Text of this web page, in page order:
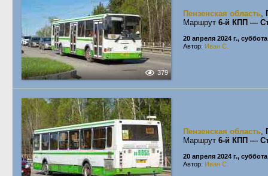
379
Пензенская область,
Маршрут 6-й КПП —
20 апреля 2024 г., суббота
Автор: Иван С.
Пензенская область,
Маршрут 6-й КПП —
20 апреля 2024 г., суббота
Автор: Иван С.